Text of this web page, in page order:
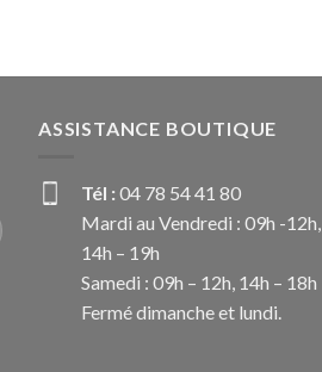
ASSISTANCE BOUTIQUE
Tél : 04 78 54 41 80
Mardi au Vendredi : 09h -12h,
14h – 19h
Samedi : 09h – 12h, 14h – 18h
Fermé dimanche et lundi.